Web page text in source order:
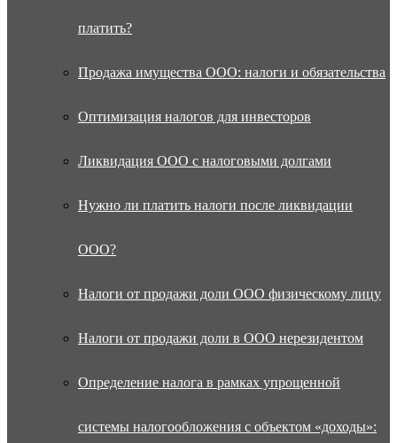
платить?
Продажа имущества ООО: налоги и обязательства
Оптимизация налогов для инвесторов
Ликвидация ООО с налоговыми долгами
Нужно ли платить налоги после ликвидации
ООО?
Налоги от продажи доли ООО физическому лицу
Налоги от продажи доли в ООО нерезидентом
Определение налога в рамках упрощенной
системы налогообложения с объектом «доходы»: